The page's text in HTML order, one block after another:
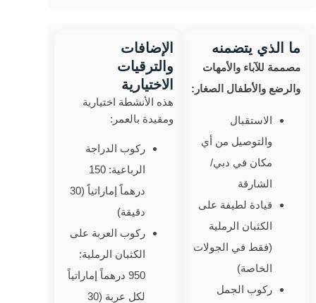
ما الذي يتضمنه
مصممة للآباء والأمهات
والرضع والأطفال الصغار:
الاستقبال
والتوصيل من أي
مكان في دبي/
الشارقة
قيادة لطيفة على
الكثبان الرملية
(فقط في الجولات
الخاصة)
ركوب الجمل
الإضافات
والترقيات
الاختيارية
هذه الأنشطة اختيارية
ومقيدة بالعمر:
ركوب الدراجة
الرباعية: 150
درهماً إماراتياً (30
دقيقة)
ركوب العربة على
الكثبان الرملية:
950 درهماً إماراتياً
لكل عربة (30